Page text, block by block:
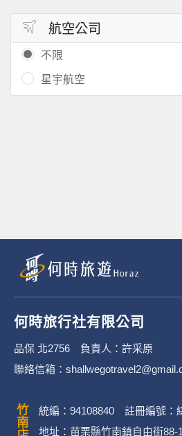
航空公司
不限
星宇航空
何時旅行社有限公司
品保 北2756 負責人：許采原
聯絡信箱：
竹南店
統編：94108840 註冊編號：
地址：苗栗縣竹南鎮自由街88-